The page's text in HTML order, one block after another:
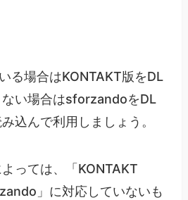
る場合はKONTAKT版をDL
い場合はsforzandoをDL
込んで利用しましょう。
っては、「KONTAKT
」に対応していないも